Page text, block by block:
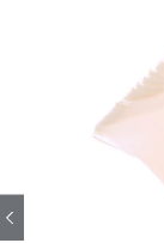
着物の種類から探す